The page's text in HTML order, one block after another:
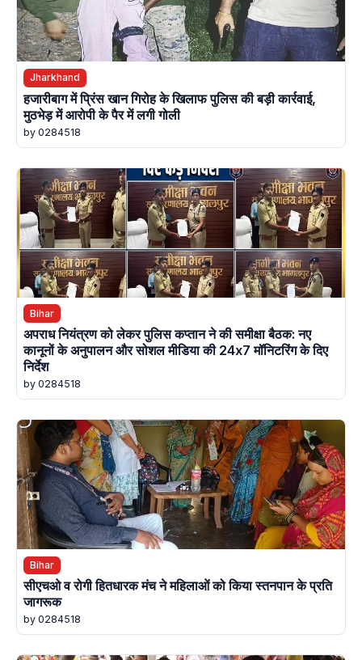
Jharkhand
हजारीबाग में प्रिंस खान गिरोह के खिलाफ पुलिस की बड़ी कार्रवाई,
मुठभेड़ में आरोपी के पैर में लगी गोली
by 0284518
Bihar
अपराध नियंत्रण को लेकर पुलिस कप्तान ने की समीक्षा बैठक: नए
कानूनों के अनुपालन और सोशल मीडिया की 24x7 मॉनिटरिंग के दिए
निर्देश
by 0284518
Bihar
सीएचओ व रोगी हितधारक मंच ने महिलाओं को किया स्तनपान के प्रति
जागरूक
by 0284518